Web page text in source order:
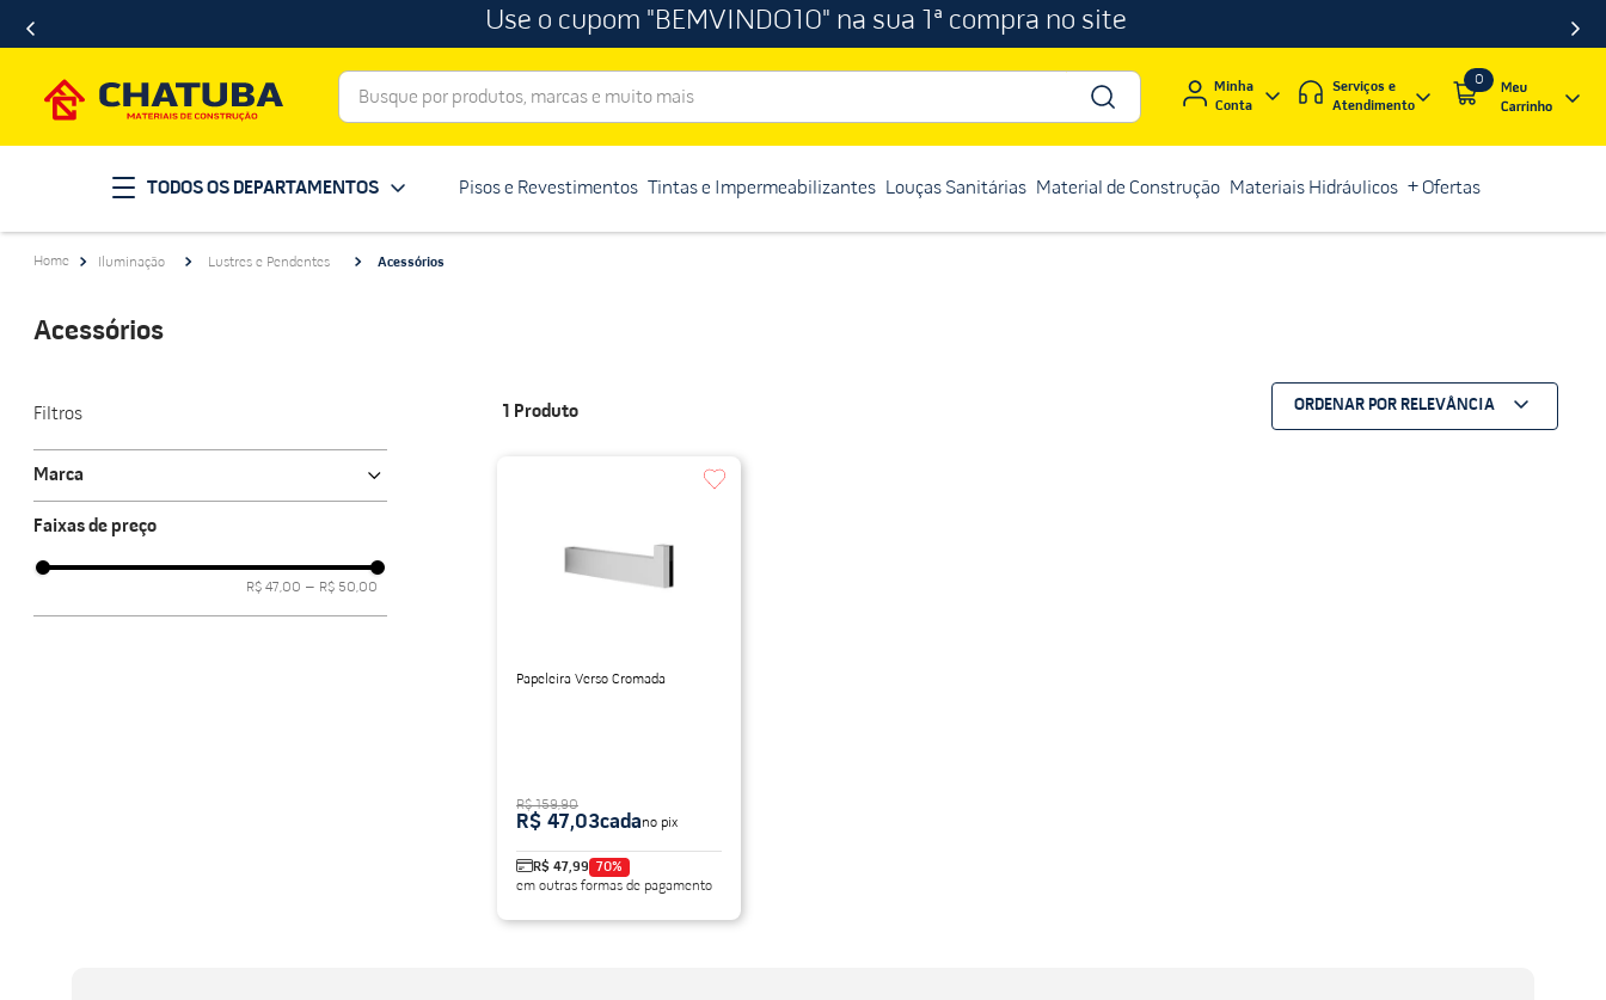
Use o cupom "BEMVINDO10" na sua 1ª compra no site
Busque por produtos, marcas e muito mais
Minha
Conta
Serviços e
Atendimento
0
TODOS OS DEPARTAMENTOS Pisos e Revestimentos Tintas e Impermeabilizantes Louças Sanitárias Material de Construção Materiais Hidráulicos + Ofertas
Iluminação Lustres e Pendentes Acessórios
Acessórios
Filtros
Marca
Faixas de preço
R$ 47,00 – R$ 50,00
1 Produto ORDENAR POR RELEVÂNCIA
Papeleira Verso Cromada
R$ 47,99 70%
em outras formas de pagamento
R$ 159,90
R$ 47,03cadano pix
1 º porcelanato
2º telha
vaso sanitário
10º porcelanato acetinado